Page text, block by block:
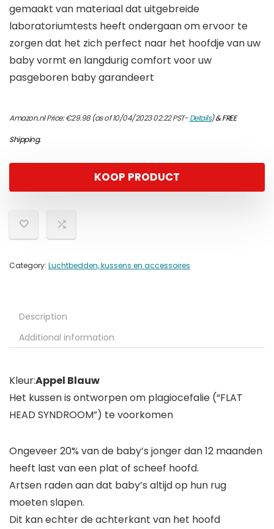
gemaakt van materiaal dat uitgebreide
laboratoriumtests heeft ondergaan om ervoor te
zorgen dat het zich perfect naar het hoofdje van uw
baby vormt en langdurig comfort voor uw
pasgeboren baby garandeert
Amazon.nl Price:€29.98(as of 10/04/2023 02:22 PST-Details)&FREE
Shipping.
KOOP PRODUCT
Category: Luchtbedden, kussens en accessoires
Description
Additional information
Kleur:Appel Blauw
Het kussen is ontworpen om plagiocefalie (“FLAT
HEAD SYNDROOM”) te voorkomen
Ongeveer 20% van de baby’s jonger dan 12 maanden
heeft last van een plat of scheef hoofd.
Artsen raden aan dat baby’s altijd op hun rug
moeten slapen.
Dit kan echter de achterkant van het hoofd